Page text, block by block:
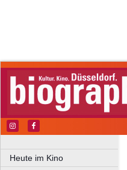
Heute im Kino